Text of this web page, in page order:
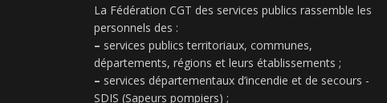
La Fédération CGT des services publics rassemble les
personnels des :
– services publics territoriaux, communes,
départements, régions et leurs établissements ;
– services départementaux d’incendie et de secours -
SDIS (Sapeurs pompiers) ;